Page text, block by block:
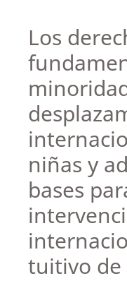
Los
niñas y
bases
tuitivo de